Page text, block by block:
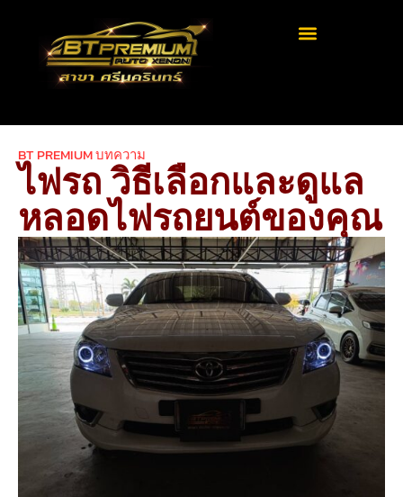
BT PREMIUM บทความ
ไฟรถ วิธีเลือกและดูแล
หลอดไฟรถยนต์ของคุณ